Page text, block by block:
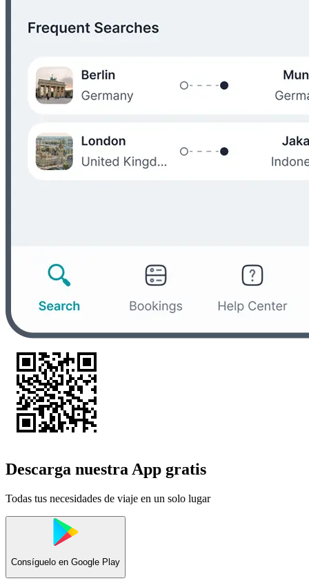
Descarga nuestra App gratis
Todas tus necesidades de viaje en un solo lugar
Consíguelo en Google Play